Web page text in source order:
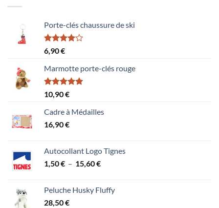
Porte-clés chaussure de ski
Note
4.00
5
6,90€
Marmotte porte-clés rouge
Note5.00
sur 5
10,90€
Cadre à Médailles
16,90€
Autocollant Logo Tignes
1,50€ – 15,60€Plage
1,50 €
Peluche Husky Fluffy
28,50€